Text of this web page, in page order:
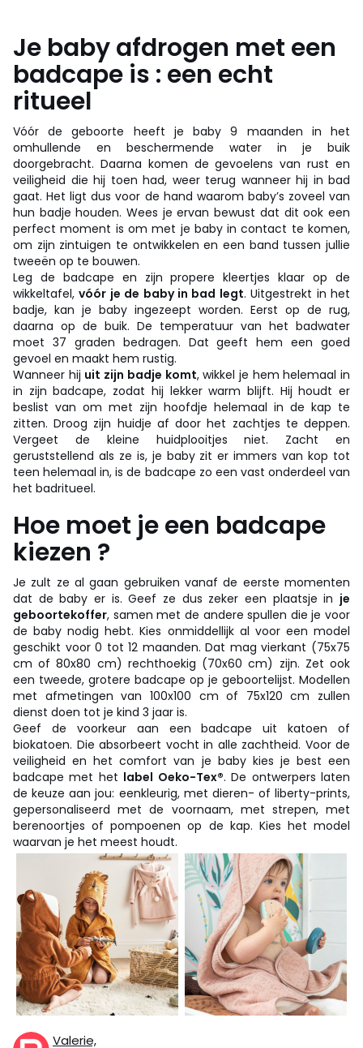
Je baby afdrogen met een
badcape is : een echt
ritueel
Vóór de geboorte heeft je baby 9 maanden in het
omhullende en beschermende water in je buik
doorgebracht. Daarna komen de gevoelens van rust en
veiligheid die hij toen had, weer terug wanneer hij in bad
gaat. Het ligt dus voor de hand waarom baby’s zoveel van
hun badje houden. Wees je ervan bewust dat dit ook een
perfect moment is om met je baby in contact te komen,
om zijn zintuigen te ontwikkelen en een band tussen jullie
tweeën op te bouwen.
Leg de badcape en zijn propere kleertjes klaar op de
wikkeltafel,vóór je de baby in bad legt. Uitgestrekt in het
badje, kan je baby ingezeept worden. Eerst op de rug,
daarna op de buik. De temperatuur van het badwater
moet 37 graden bedragen. Dat geeft hem een goed
gevoel en maakt hem rustig.
Wanneer hij uit zijn badje komt, wikkel je hem helemaal in
in zijn badcape, zodat hij lekker warm blijft. Hij houdt er
beslist van om met zijn hoofdje helemaal in de kap te
zitten. Droog zijn huidje af door het zachtjes te deppen.
Vergeet de kleine huidplooitjes niet. Zacht en
geruststellend als ze is, je baby zit er immers van kop tot
teen helemaal in, is de badcape zo een vast onderdeel van
het badritueel.
Hoe moet je een badcape
kiezen ?
Je zult ze al gaan gebruiken vanaf de eerste momenten
dat de baby er is. Geef ze dus zeker een plaatsje in je
geboortekoffer, samen met de andere spullen die je voor
de baby nodig hebt. Kies onmiddellijk al voor een model
geschikt voor 0 tot 12 maanden. Dat mag vierkant (75x75
cm of 80x80 cm) rechthoekig (70x60 cm) zijn. Zet ook
een tweede, grotere badcape op je geboortelijst. Modellen
met afmetingen van 100x100 cm of 75x120 cm zullen
dienst doen tot je kind 3 jaar is.
Geef de voorkeur aan een badcape uit katoen of
biokatoen. Die absorbeert vocht in alle zachtheid. Voor de
veiligheid en het comfort van je baby kies je best een
badcape met het label Oeko-Tex®. De ontwerpers laten
de keuze aan jou: eenkleurig, met dieren- of liberty-prints,
gepersonaliseerd met de voornaam, met strepen, met
berenoortjes of pompoenen op de kap. Kies het model
waarvan je het meest houdt.
Valerie,